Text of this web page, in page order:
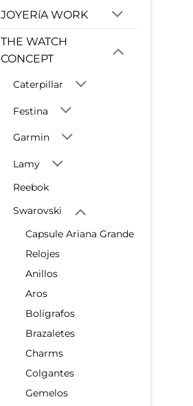
JOYERíA WORK
THE WATCH
CONCEPT
Caterpillar
Festina
Garmin
Lamy
Reebok
Swarovski
Capsule Ariana Grande
Relojes
Anillos
Aros
Bolígrafos
Brazaletes
Charms
Colgantes
Gemelos